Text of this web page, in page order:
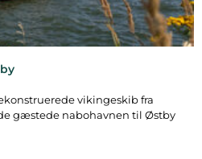
vikingeskib fra
gæstede nabohavnen til Østby